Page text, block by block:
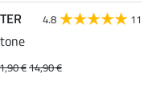
4.8 11
€14,90 €